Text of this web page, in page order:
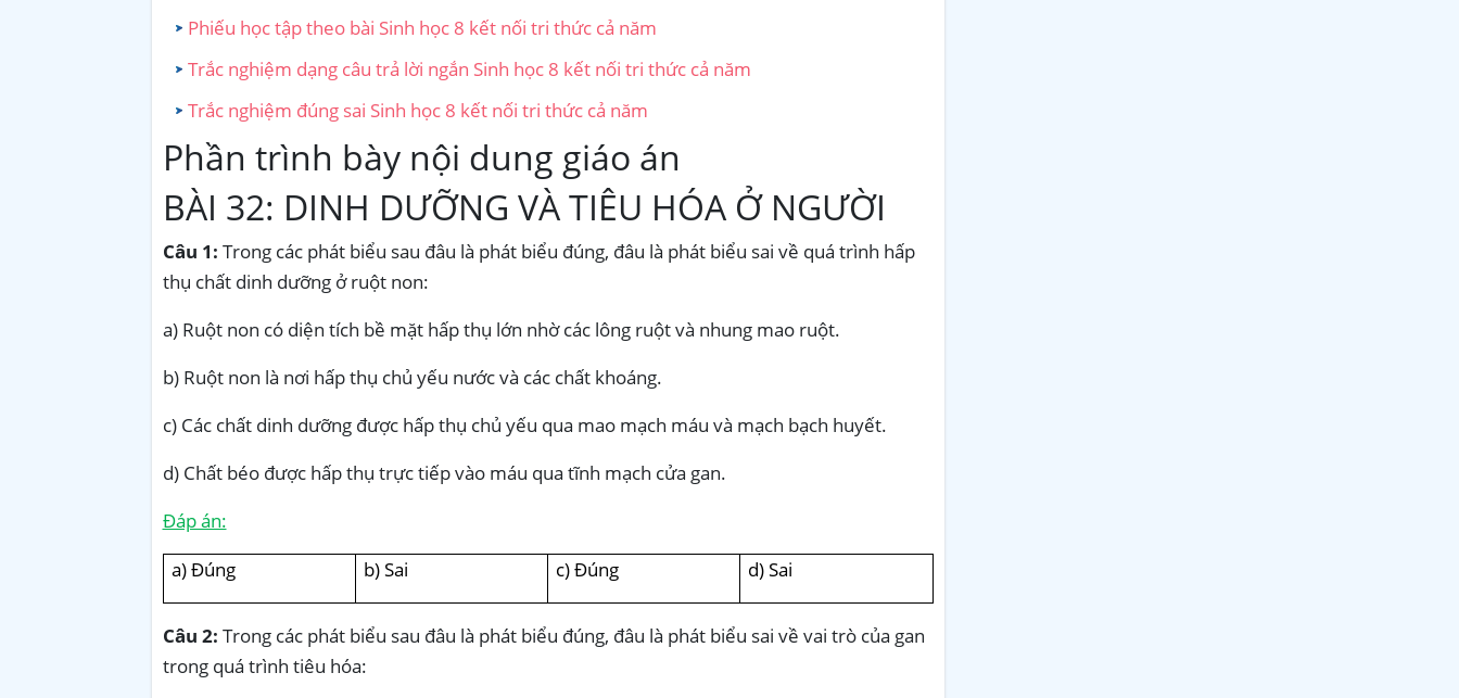
Phiếu học tập theo bài Sinh học 8 kết nối tri thức cả năm
Trắc nghiệm dạng câu trả lời ngắn Sinh học 8 kết nối tri thức cả năm
Trắc nghiệm đúng sai Sinh học 8 kết nối tri thức cả năm
Phần trình bày nội dung giáo án
BÀI 32: DINH DƯỠNG VÀ TIÊU HÓA Ở NGƯỜI
Câu 1: Trong các phát biểu sau đâu là phát biểu đúng, đâu là phát biểu sai về quá trình hấp
thụ chất dinh dưỡng ở ruột non:
a) Ruột non có diện tích bề mặt hấp thụ lớn nhờ các lông ruột và nhung mao ruột.
b) Ruột non là nơi hấp thụ chủ yếu nước và các chất khoáng.
c) Các chất dinh dưỡng được hấp thụ chủ yếu qua mao mạch máu và mạch bạch huyết.
d) Chất béo được hấp thụ trực tiếp vào máu qua tĩnh mạch cửa gan.
Đáp án:
a) Đúng
b) Sai c) Đúng d) Sai
Câu 2: Trong các phát biểu sau đâu là phát biểu đúng, đâu là phát biểu sai về vai trò của gan
trong quá trình tiêu hóa: